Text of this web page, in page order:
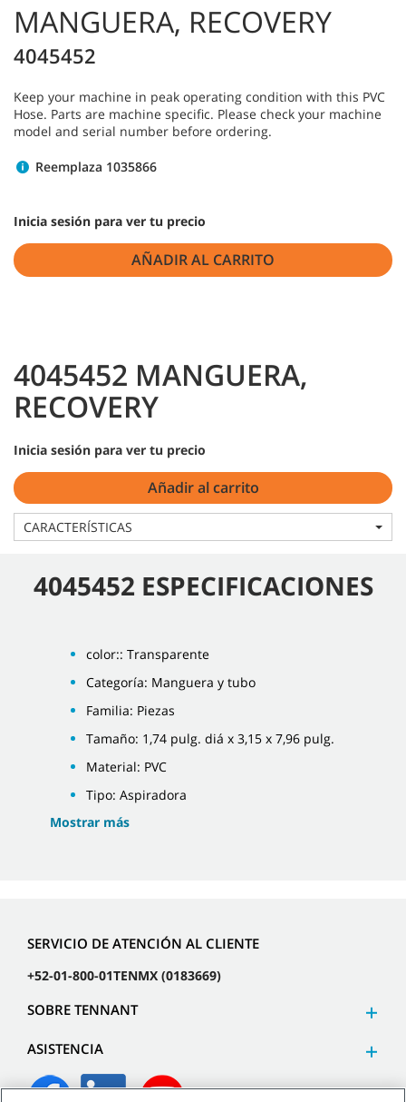
MANGUERA, RECOVERY
4045452
Keep your machine in peak operating condition with this PVC
Hose. Parts are machine specific. Please check your machine
model and serial number before ordering.
Reemplaza 1035866
Inicia sesión para ver tu precio
AÑADIR AL CARRITO
4045452 MANGUERA,
RECOVERY
Inicia sesión para ver tu precio
Añadir al carrito
CARACTERÍSTICAS
4045452 ESPECIFICACIONES
color:: Transparente
Categoría: Manguera y tubo
Familia: Piezas
Tamaño: 1,74 pulg. diá x 3,15 x 7,96 pulg.
Material: PVC
Tipo: Aspiradora
Mostrar más
SERVICIO DE ATENCIÓN AL CLIENTE
+52-01-800-01TENMX (0183669)
SOBRE TENNANT
ASISTENCIA